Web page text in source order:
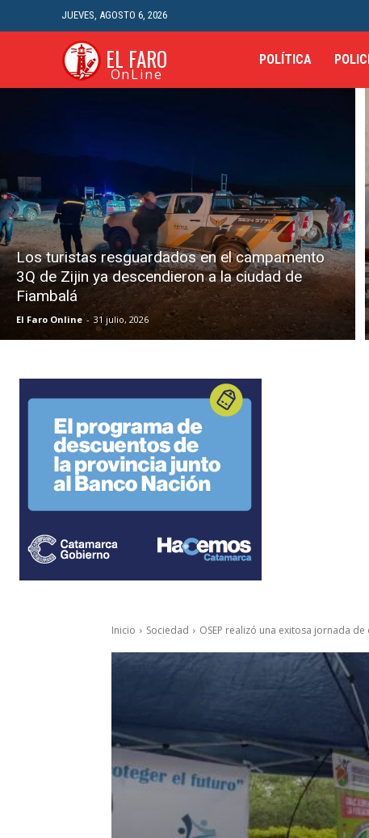
JUEVES, AGOSTO 6, 2026
EL FARO
OnLine
POLÍTICA
Los turistas resguardados en el campamento
3Q de Zijin ya descendieron a la ciudad de
Fiambalá
El Faro Online - 31 julio, 2026
Inicio Sociedad OSEP realizó una exitosa jornada